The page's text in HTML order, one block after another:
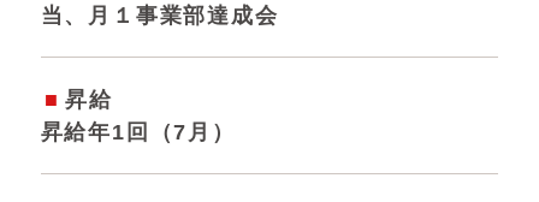
当、月１事業部達成会
昇給
昇給年1回（7月）